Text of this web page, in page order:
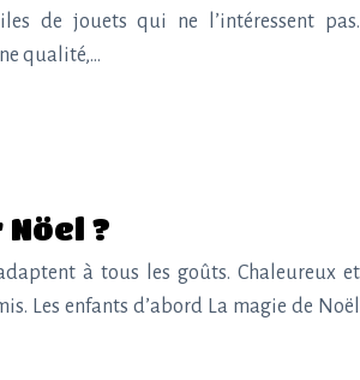
de jouets qui ne l’intéressent pas.
qualité,…
?
à tous les goûts. Chaleureux et
Les enfants d’abord La magie de Noël